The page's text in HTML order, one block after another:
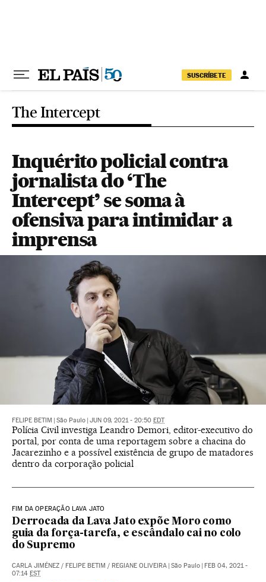
SUSCRÍBETE
The Intercept
Inquérito policial contra
jornalista do ‘The
Intercept’ se soma à
ofensiva para intimidar a
imprensa
FELIPE BETIM São Paulo JUN 09, 2021 - 20:50 EDT
Polícia Civil investiga Leandro Demori, editor-executivo do
portal, por conta de uma reportagem sobre a chacina do
Jacarezinho e a possível existência de grupo de matadores
dentro da corporação policial
FIM DA OPERAÇÃO LAVA JATO
Derrocada da Lava Jato expõe Moro como
guia da força-tarefa, e escândalo cai no colo
do Supremo
CARLA JIMÉNEZ / FELIPE BETIM / REGIANE OLIVEIRA São Paulo
FEB 04, 2021 -
07:14 EST